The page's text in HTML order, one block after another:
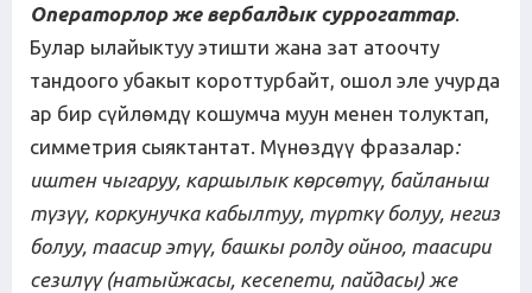
Операторлор же вербалдык суррогаттар.
Булар ылайыктуу этишти жана зат атоочту
тандоого убакыт короттурбайт, ошол эле учурда
ар бир сүйлөмдү кошумча муун менен толуктап,
симметрия сыяктантат. Мүнөздүү фразалар:
иштен чыгаруу, каршылык көрсөтүү, байланыш
түзүү, коркунучка кабылтуу, түрткү болуу, негиз
болуу, таасир этүү, башкы ролду ойноо, таасири
сезилүү (натыйжасы, кесепети, пайдасы) же